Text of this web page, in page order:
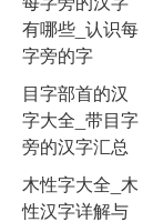
有哪些_认识每
字旁的字
目字部首的汉
字大全_带目字
旁的汉字汇总
木性字大全_木
性汉字详解与